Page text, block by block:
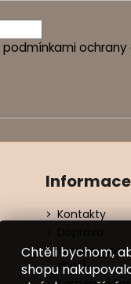
Chtěli bychom,
shopu
podmínkami ochrany
Kontakty
Vrácení,
zboží